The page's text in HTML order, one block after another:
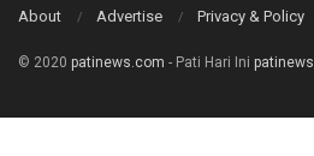
About Advertise Privacy & Policy
© 2020 patinews.com - Pati Hari Ini patinews